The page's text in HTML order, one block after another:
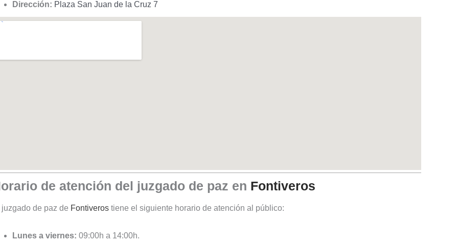
Dirección: Plaza San Juan de la Cruz 7
de atención del juzgado de paz en Fontiveros
de paz de Fontiveros tiene el siguiente horario de atención al público:
Lunes a viernes: 09:00h a 14:00h.